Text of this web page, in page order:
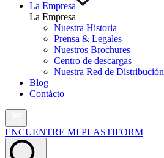
La Empresa
La Empresa
Nuestra Historia
Prensa & Legales
Nuestros Brochures
Centro de descargas
Nuestra Red de Distribución
Blog
Contácto
ENCUENTRE MI PLASTIFORM